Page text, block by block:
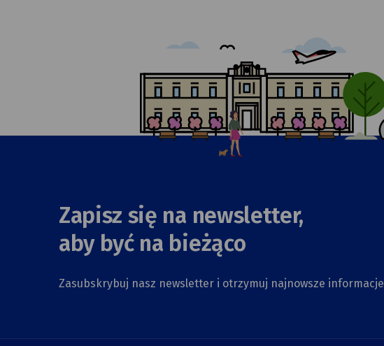
Zapisz się na newsletter,
aby być na bieżąco
Zasubskrybuj nasz newsletter i otrzymuj najnowsze informacje